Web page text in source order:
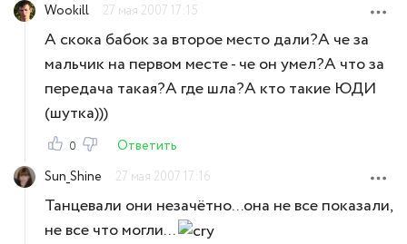
Wookill
27 мая 2007 17:15
А скока бабок за второе место дали?А че за
мальчик на первом месте - че он умел?А что за
передача такая?А где шла?А кто такие ЮДИ
(шутка)))
0
Ответить
Sun_Shine
27 мая 2007 17:16
Танцевали они незачётно...она не все показали,
не все что могли...